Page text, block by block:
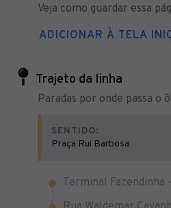
Veja como guardar essa
ADICIONAR À TELA
Trajeto da linha
Paradas por onde passa o
SENTIDO:
Praça Rui Barbosa
Terminal